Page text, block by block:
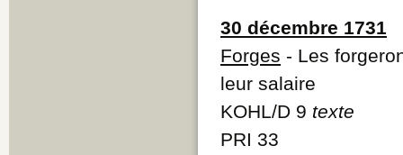
30 décembre 1731
Forges - Les
leur salaire
KOHL/D 9 texte
PRI 33